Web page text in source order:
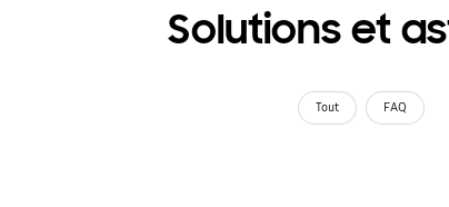
Solutions et
Tout FAQ